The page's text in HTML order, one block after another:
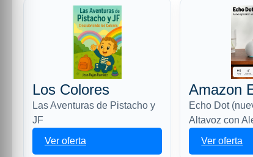
Los Colores
Las Aventuras de Pistacho y
JF
Ver oferta
Amazon
Echo Dot
Altavoz con
Ver oferta